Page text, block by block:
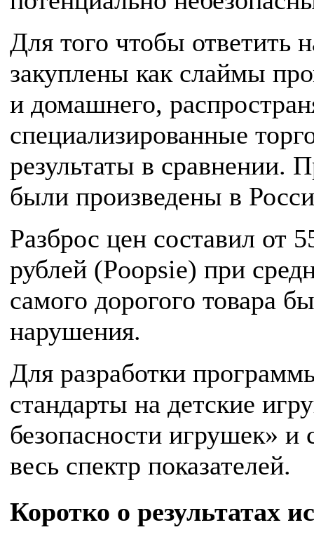
Для того чтобы ответить
закуплены как слаймы
и домашнего,
специализированные
результаты в сравнении.
были произведены в
Разброс цен составил от
рублей (Poopsie) при
самого дорогого товара
нарушения.
Для разработки
стандарты на детские
безопасности игрушек» и
весь спектр показателей.
Коротко о результатах